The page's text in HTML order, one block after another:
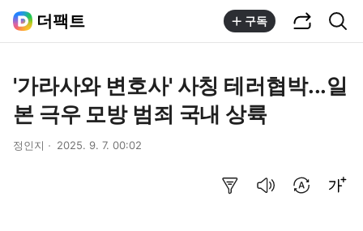
더팩트 구독
'가라사와 변호사' 사칭 테러협박...일
본 극우 모방 범죄 국내 상륙
정인지 2025. 9. 7. 00:02